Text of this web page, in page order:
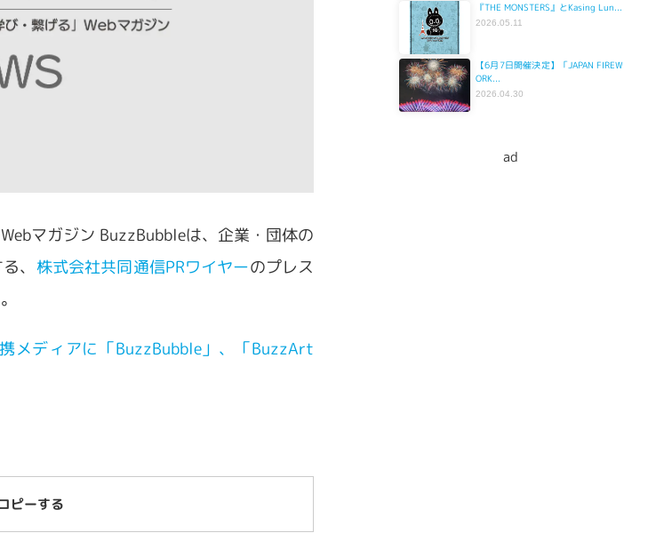
マガジン BuzzBubbleは、企業・団体の
、 株式会社共同通信PRワイヤーのプレス
メディアに「BuzzBubble」、「BuzzArt
ピーする
『THE MONSTERS』とKasing Lun...
2026.05.11
【6月7日開催決定】「JAPAN FIREW
ORK...
2026.04.30
ad